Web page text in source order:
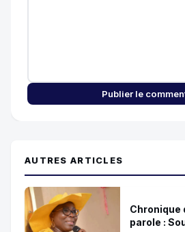
Publier le
AUTRES ARTICLES
Chronique
parole :